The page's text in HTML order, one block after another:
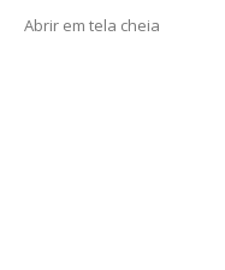
Abrir em tela cheia